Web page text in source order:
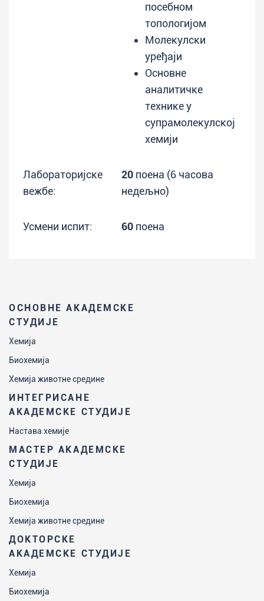
ОСНОВНЕ АКАДЕМСКЕ
СТУДИЈЕ
Хемија
Биохемија
Хемија животне средине
ИНТЕГРИСАНЕ
АКАДЕМСКЕ СТУДИЈЕ
Настава хемије
МАСТЕР АКАДЕМСКЕ
СТУДИЈЕ
Хемија
Биохемија
Хемија животне средине
ДОКТОРСКЕ
АКАДЕМСКЕ СТУДИЈЕ
Хемија
Биохемија
посебном
топологијом
Молекулски
уређаји
Основне
аналитичке
технике у
супрамолекулској
хемији
Лабораторијске
вежбе:
20 поена (6 часова
недељно)
Усмени испит: 60 поена